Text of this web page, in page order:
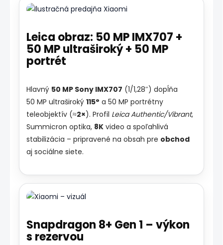
Leica obraz: 50 MP IMX707 +
50 MP ultraširoký + 50 MP
portrét
Hlavný 50 MP Sony IMX707 (1/1,28″) dopĺňa
50 MP ultraširoký 115° a 50 MP portrétny
teleobjektív (≈2×). Profil Leica Authentic/Vibrant,
Summicron optika, 8Kvideo a spoľahlivá
stabilizácia – pripravené na obsah pre obchod
aj sociálne siete.
Snapdragon 8+ Gen 1 – výkon
s rezervou